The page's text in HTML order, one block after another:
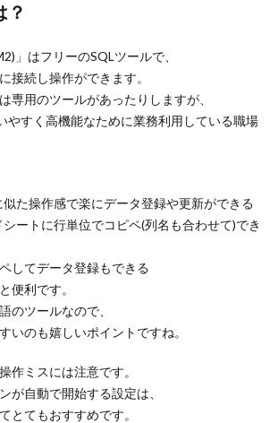
？
」はフリーのSQLツールで、
接続し操作ができます。
専用のツールがあったりしますが、
やすく高機能なために業務利用している職場
似た操作感で楽にデータ登録や更新ができる
シートに行単位でコピペ(列名も合わせて)でき
してデータ登録もできる
便利です。
のツールなので、
いのも嬉しいポイントですね。
作ミスには注意です。
が自動で開始する設定は、
とてもおすすめです。